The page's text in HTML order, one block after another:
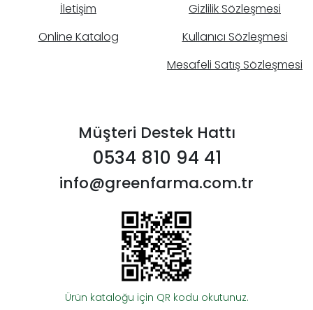
İletişim
Online Katalog
Gizlilik Sözleşmesi
Kullanıcı Sözleşmesi
Mesafeli Satış Sözleşmesi
Müşteri Destek Hattı
0534 810 94 41
info@greenfarma.com.tr
Ürün kataloğu için QR kodu okutunuz.